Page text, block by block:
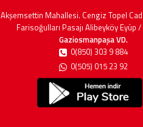
Akşemsettin Mahallesi. Cengiz Topel
Farisoğulları Pasajı Alibeyköy Eyüp
Gaziosmanpaşa VD.
0(850) 303 9 884
0(505) 015 23 92